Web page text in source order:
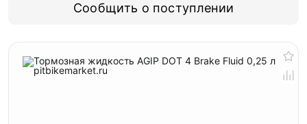
Сообщить о поступлении